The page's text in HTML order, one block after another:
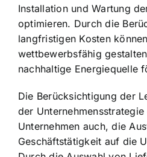
Installation und Wartung
optimieren. Durch die
langfristigen Kosten
wettbewerbsfähig
nachhaltige Energiequelle
Die Berücksichtigung der
der
Unternehmen auch, die
Geschäftstätigkeit auf die